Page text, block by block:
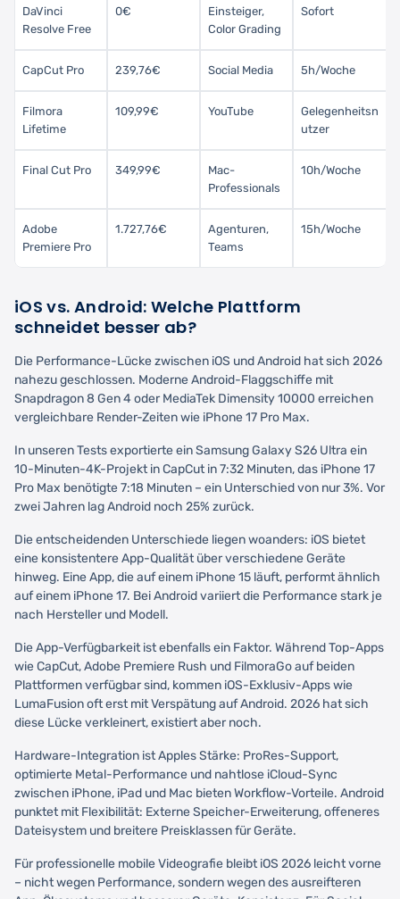
DaVinci
Resolve Free
0€
Einsteiger,
Color Grading
Sofort
CapCut Pro 239,76€ Social Media 5h/Woche
Filmora
Lifetime
109,99€ YouTube
Gelegenheitsn
utzer
Final Cut Pro 349,99€
Mac-
Professionals
10h/Woche
Adobe
Premiere Pro
1.727,76€
Agenturen,
Teams
15h/Woche
iOS vs. Android: Welche Plattform
schneidet besser ab?
Die Performance-Lücke zwischen iOS und Android hat sich 2026
nahezu geschlossen. Moderne Android-Flaggschiffe mit
Snapdragon 8 Gen 4 oder MediaTek Dimensity 10000 erreichen
vergleichbare Render-Zeiten wie iPhone 17 Pro Max.
In unseren Tests exportierte ein Samsung Galaxy S26 Ultra ein
10-Minuten-4K-Projekt in CapCut in 7:32 Minuten, das iPhone 17
Pro Max benötigte 7:18 Minuten – ein Unterschied von nur 3%. Vor
zwei Jahren lag Android noch 25% zurück.
Die entscheidenden Unterschiede liegen woanders: iOS bietet
eine konsistentere App-Qualität über verschiedene Geräte
hinweg. Eine App, die auf einem iPhone 15 läuft, performt ähnlich
auf einem iPhone 17. Bei Android variiert die Performance stark je
nach Hersteller und Modell.
Die App-Verfügbarkeit ist ebenfalls ein Faktor. Während Top-Apps
wie CapCut, Adobe Premiere Rush und FilmoraGo auf beiden
Plattformen verfügbar sind, kommen iOS-Exklusiv-Apps wie
LumaFusion oft erst mit Verspätung auf Android. 2026 hat sich
diese Lücke verkleinert, existiert aber noch.
Hardware-Integration ist Apples Stärke: ProRes-Support,
optimierte Metal-Performance und nahtlose iCloud-Sync
zwischen iPhone, iPad und Mac bieten Workflow-Vorteile. Android
punktet mit Flexibilität: Externe Speicher-Erweiterung, offeneres
Dateisystem und breitere Preisklassen für Geräte.
Für professionelle mobile Videografie bleibt iOS 2026 leicht vorne
– nicht wegen Performance, sondern wegen des ausreifteren